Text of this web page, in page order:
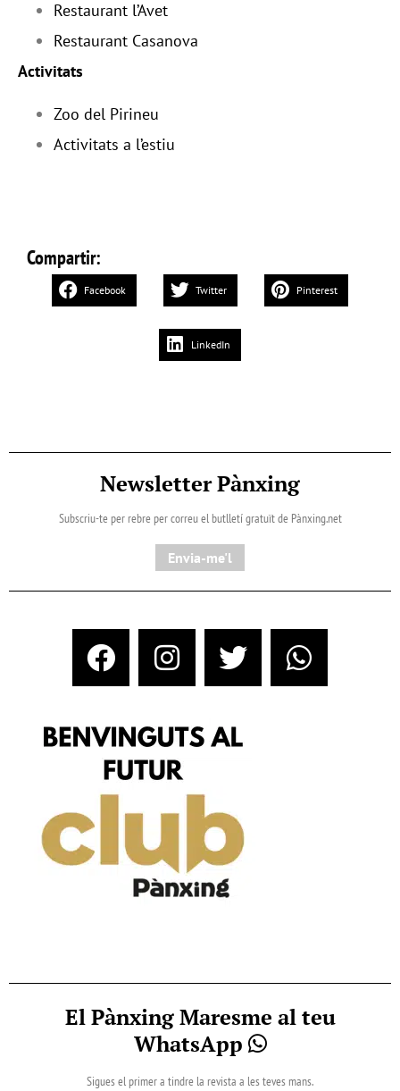
Restaurant l’Avet
Restaurant Casanova
Activitats
Zoo del Pirineu
Activitats a l’estiu
Compartir:
Facebook Twitter Pinterest
LinkedIn
Newsletter Pànxing
Subscriu-te per rebre per correu el butlletí gratuït de Pànxing.net​
Envia-me'l
El Pànxing Maresme al teu
WhatsApp
Sigues el primer a tindre la revista a les teves mans.